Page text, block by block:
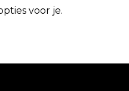
voor je.